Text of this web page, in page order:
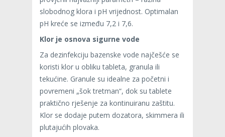
slobodnog klora i pH vrijednost. Optimalan
pH kreće se između 7,2 i 7,6.
Klor je osnova sigurne vode
Za dezinfekciju bazenske vode najčešće se
koristi klor u obliku tableta, granula ili
tekućine. Granule su idealne za početni i
povremeni „šok tretman“, dok su tablete
praktično rješenje za kontinuiranu zaštitu.
Klor se dodaje putem dozatora, skimmera ili
plutajućih plovaka.